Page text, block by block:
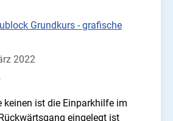
Grundkurs - grafische
2022
keinen ist die Einparkhilfe im
eingelegt ist